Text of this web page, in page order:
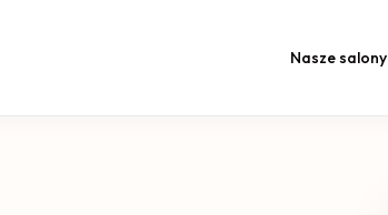
Nasze salony